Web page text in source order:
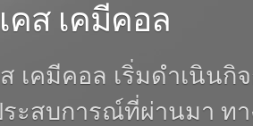
คส เคมีคอล
เคมีคอล เริ่มดำเนิน
ระสบการณ์ที่ผ่านมา ทา